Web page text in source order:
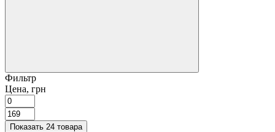
Фильтр
Цена, грн
Показать 24 товара